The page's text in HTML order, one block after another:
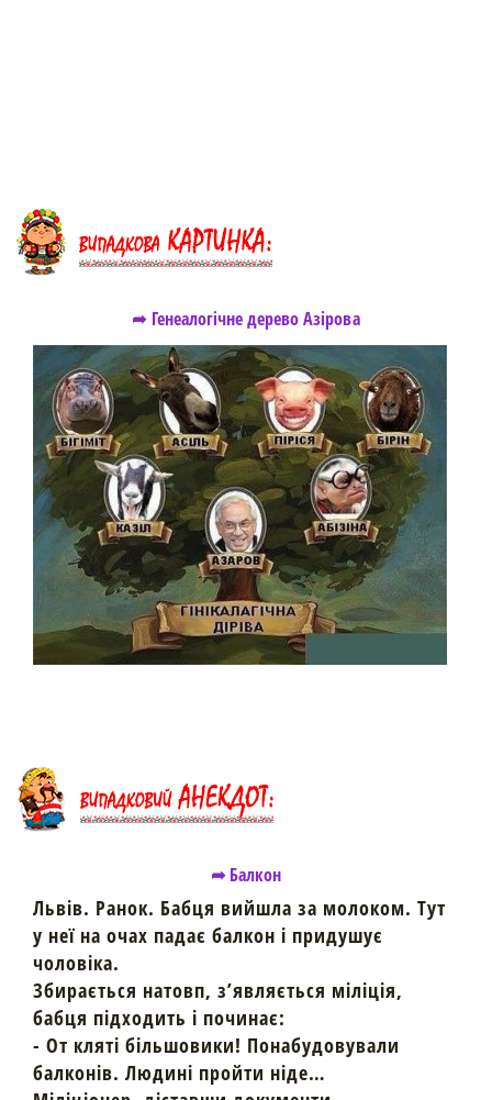
➦ Генеалогічне дерево Азірова
➦ Балкон
Львів. Ранок. Бабця вийшла за молоком. Тут
у неї на очах падає балкон і придушує
чоловіка.
Збирається натовп, з’являється міліція,
бабця підходить і починає:
- От кляті більшовики! Понабудовували
балконів. Людині пройти ніде…